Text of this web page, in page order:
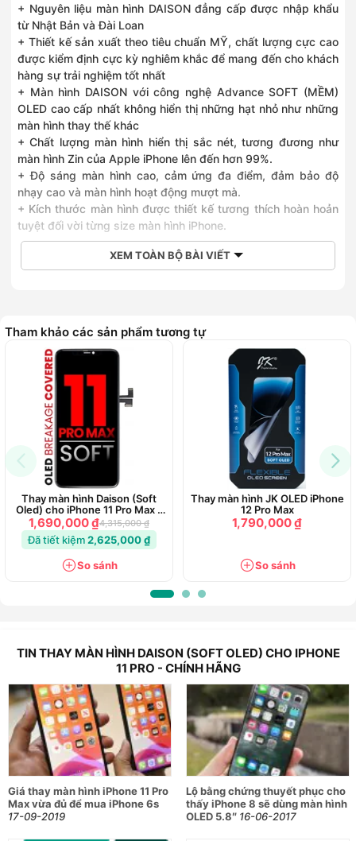
+ Nguyên liệu màn hình DAISON đẳng cấp được nhập khẩu
từ Nhật Bản và Đài Loan
+ Thiết kế sản xuất theo tiêu chuẩn MỸ, chất lượng cực cao
được kiểm định cực kỳ nghiêm khắc để mang đến cho khách
hàng sự trải nghiệm tốt nhất
+ Màn hình DAISON với công nghệ Advance SOFT (MỀM)
OLED cao cấp nhất không hiển thị những hạt nhỏ như những
màn hình thay thế khác
+ Chất lượng màn hình hiển thị sắc nét, tương đương như
màn hình Zin của Apple iPhone lên đến hơn 99%.
+ Độ sáng màn hình cao, cảm ứng đa điểm, đảm bảo độ
nhạy cao và màn hình hoạt động mượt mà.
+ Kích thước màn hình được thiết kế tương thích hoàn hoản
tuyệt đối vời từng size màn hình iPhone.
XEM TOÀN BỘ BÀI VIẾT
Tham khảo các sản phẩm tương tự
Thay màn hình Daison (Soft
Oled) cho iPhone 11 Pro Max -
Chính hãng
1,690,000 ₫4,315,000 ₫
Đã tiết kiệm2,625,000 ₫
So sánh
Thay màn hình JK OLED iPhone
12 Pro Max
1,790,000 ₫
So sánh
TIN THAY MÀN HÌNH DAISON (SOFT OLED) CHO IPHONE
11 PRO - CHÍNH HÃNG
Giá thay màn hình iPhone 11 Pro
Max vừa đủ để mua iPhone 6s
17-09-2019
Lộ bằng chứng thuyết phục cho
thấy iPhone 8 sẽ dùng màn hình
OLED 5.8″ 16-06-2017